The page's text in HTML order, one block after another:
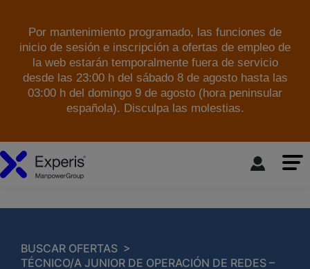
Por mantenimiento programado, las funciones de
inicio de sesión e inscripción a ofertas de empleo de
la web estarán temporalmente fuera de servicio
desde las 23:00 h del sábado 8 de agosto hasta las
03:00 h del domingo 9 de agosto (hora peninsular
española). Disculpa las molestias.
BUSCAR OFERTAS >
TÉCNICO/A JUNIOR DE OPERACIÓN DE REDES –